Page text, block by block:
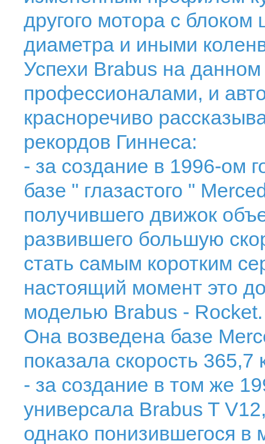
другого мотора с
диаметра и иными
Успехи Brabus на
профессионалами, и
красноречиво
рекордов Гиннеса:
- за создание в 1996-ом
базе " глазастого "
получившего движок
развившего большую
стать самым коротким
настоящий момент это
моделью Brabus - Rocket.
Она возведена базе
показала скорость 365,7
- за создание в том же
универсала Brabus T
однако понизившегося в